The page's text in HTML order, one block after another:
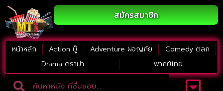
สมัครสมาชิก
หน้าหลัก Action บู๊ Adventure ผจญภัย
Comedy ตลก
Drama ดราม่า
พากย์ไทย